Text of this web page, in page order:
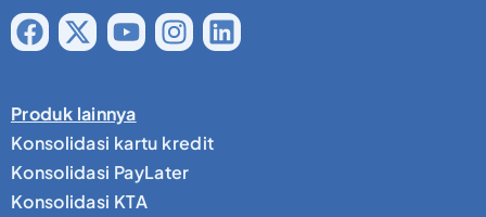
Produk lainnya
Konsolidasi kartu kredit
Konsolidasi PayLater
Konsolidasi KTA